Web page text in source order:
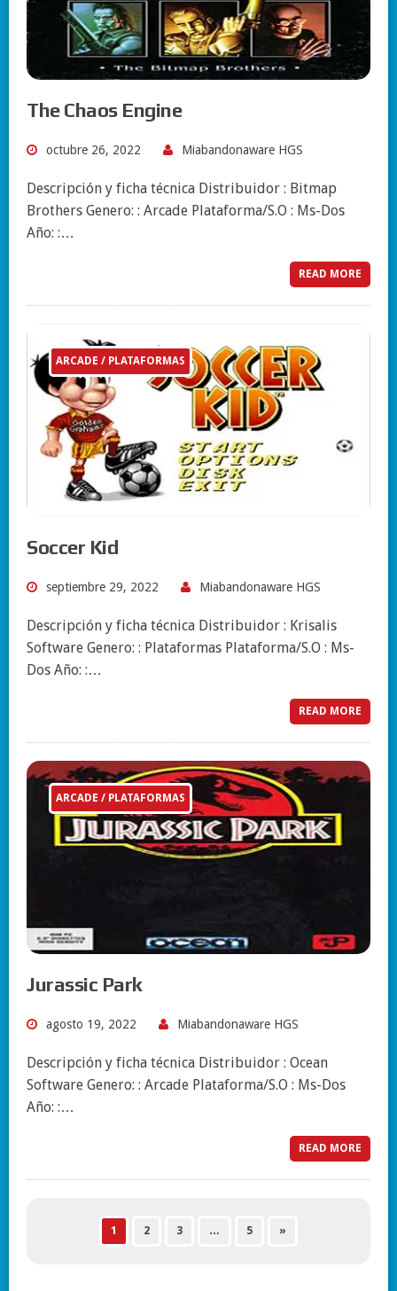
The Chaos Engine
octubre 26, 2022 Miabandonaware HGS
Descripción y ficha técnica Distribuidor : Bitmap
Brothers Genero: : Arcade Plataforma/S.O : Ms-Dos
Año: :…
READ MORE
ARCADE / PLATAFORMAS
Soccer Kid
septiembre 29, 2022 Miabandonaware HGS
Descripción y ficha técnica Distribuidor : Krisalis
Software Genero: : Plataformas Plataforma/S.O : Ms-
Dos Año: :…
READ MORE
ARCADE / PLATAFORMAS
Jurassic Park
agosto 19, 2022 Miabandonaware HGS
Descripción y ficha técnica Distribuidor : Ocean
Software Genero: : Arcade Plataforma/S.O : Ms-Dos
Año: :…
READ MORE
1 2 3 … 5 »